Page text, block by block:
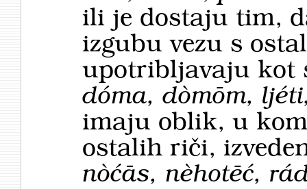
ili je dostaju tim,
izgubu vezu s
upotribljavaju kot
dóma, dòmōm,
imaju oblik, u kom
ostalih riči,
nòćās, nèhotēć,